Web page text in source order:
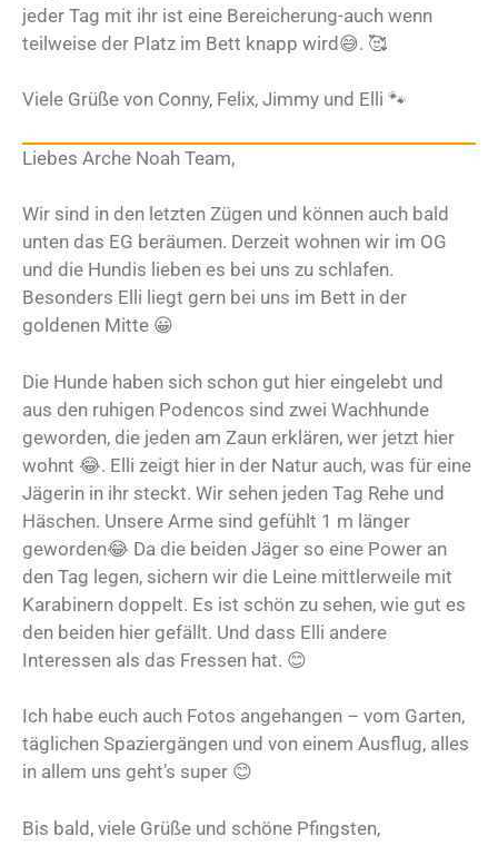
jeder Tag mit ihr ist eine Bereicherung-auch wenn
teilweise der Platz im Bett knapp wird😅. 🥰
Viele Grüße von Conny, Felix, Jimmy und Elli 🐾
Liebes Arche Noah Team,
Wir sind in den letzten Zügen und können auch bald
unten das EG beräumen. Derzeit wohnen wir im OG
und die Hundis lieben es bei uns zu schlafen.
Besonders Elli liegt gern bei uns im Bett in der
goldenen Mitte 😀
Die Hunde haben sich schon gut hier eingelebt und
aus den ruhigen Podencos sind zwei Wachhunde
geworden, die jeden am Zaun erklären, wer jetzt hier
wohnt 😂. Elli zeigt hier in der Natur auch, was für eine
Jägerin in ihr steckt. Wir sehen jeden Tag Rehe und
Häschen. Unsere Arme sind gefühlt 1 m länger
geworden😂 Da die beiden Jäger so eine Power an
den Tag legen, sichern wir die Leine mittlerweile mit
Karabinern doppelt. Es ist schön zu sehen, wie gut es
den beiden hier gefällt. Und dass Elli andere
Interessen als das Fressen hat. 😊
Ich habe euch auch Fotos angehangen – vom Garten,
täglichen Spaziergängen und von einem Ausflug, alles
in allem uns geht’s super 😊
Bis bald, viele Grüße und schöne Pfingsten,